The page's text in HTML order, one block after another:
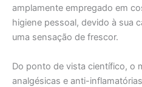
amplamente empregado em
higiene pessoal, devido à sua
uma sensação de frescor.
Do ponto de vista científico, o
analgésicas e anti-